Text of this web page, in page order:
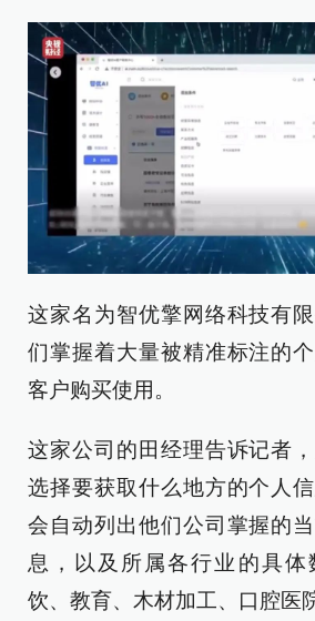
这家名为智优擎网络科技有
们掌握着大量被精准标注的
客户购买使用。
这家公司的田经理告诉记者
选择要获取什么地方的个人
会自动列出他们公司掌握的
息，以及所属各行业的具体
饮、教育、木材加工、口腔医